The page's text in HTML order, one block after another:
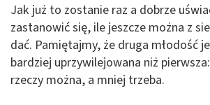
Jak już to zostanie raz a dobrze
zastanowić się, ile jeszcze można z
dać. Pamiętajmy, że druga młodość
bardziej uprzywilejowana niż
rzeczy można, a mniej trzeba.